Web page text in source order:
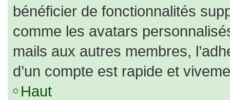
bénéficier de fonctionnalités
comme les avatars
mails aux autres membres,
d’un compte est rapide et
Haut